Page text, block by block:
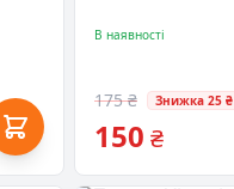
В наявності
175 ₴ Знижка 25 ₴
150 ₴